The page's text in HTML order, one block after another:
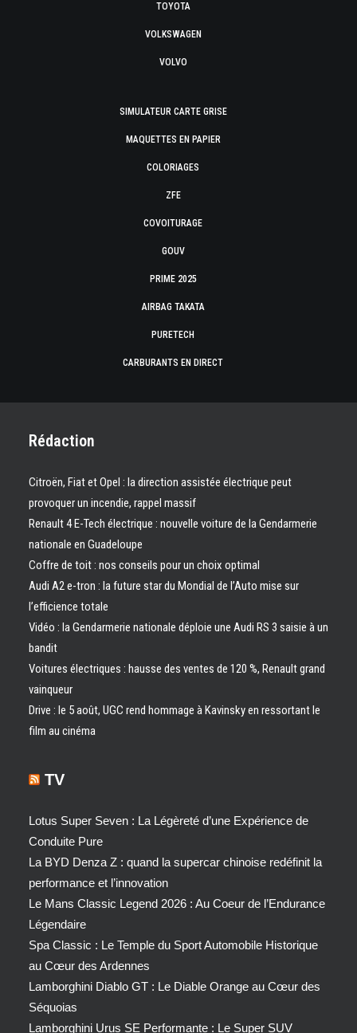
TOYOTA
VOLKSWAGEN
VOLVO
SIMULATEUR CARTE GRISE
MAQUETTES EN PAPIER
COLORIAGES
ZFE
COVOITURAGE
GOUV
PRIME 2025
AIRBAG TAKATA
PURETECH
CARBURANTS EN DIRECT
Rédaction
Citroën, Fiat et Opel : la direction assistée électrique peut
provoquer un incendie, rappel massif
Renault 4 E-Tech électrique : nouvelle voiture de la Gendarmerie
nationale en Guadeloupe
Coffre de toit : nos conseils pour un choix optimal
Audi A2 e-tron : la future star du Mondial de l’Auto mise sur
l’efficience totale
Vidéo : la Gendarmerie nationale déploie une Audi RS 3 saisie à un
bandit
Voitures électriques : hausse des ventes de 120 %, Renault grand
vainqueur
Drive : le 5 août, UGC rend hommage à Kavinsky en ressortant le
film au cinéma
TV
Lotus Super Seven : La Légèreté d’une Expérience de
Conduite Pure
La BYD Denza Z : quand la supercar chinoise redéfinit la
performance et l’innovation
Le Mans Classic Legend 2026 : Au Coeur de l’Endurance
Légendaire
Spa Classic : Le Temple du Sport Automobile Historique
au Cœur des Ardennes
Lamborghini Diablo GT : Le Diable Orange au Cœur des
Séquoias
Lamborghini Urus SE Performante : Le Super SUV